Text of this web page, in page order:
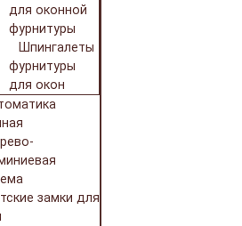
для оконной
фурнитуры
Шпингалеты
фурнитуры
для окон
замки для